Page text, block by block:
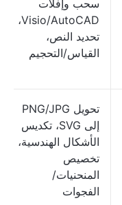
سحب وإفلات
Visio/AutoCAD،
تحديد النص،
القياس/التحجيم
تحويل PNG/JPG
إلى SVG، تكديس
الأشكال الهندسية،
تخصيص
المنحنيات/
الفجوات